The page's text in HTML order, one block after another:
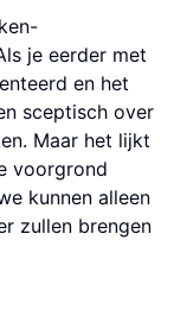
je eerder met
en het
sceptisch over
Maar het lijkt
voorgrond
kunnen alleen
zullen brengen